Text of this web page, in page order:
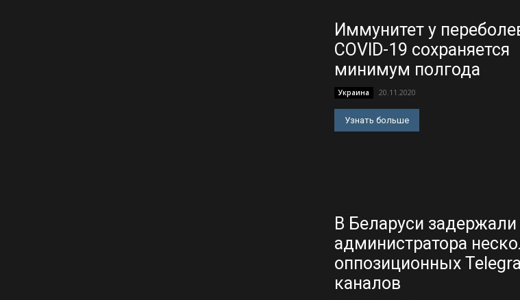
Иммунитет у
COVID-19 сохраняется
минимум полгода
Украина 20.11.2020
Узнать больше
В Беларуси задержали
администратора
оппозиционных
каналов